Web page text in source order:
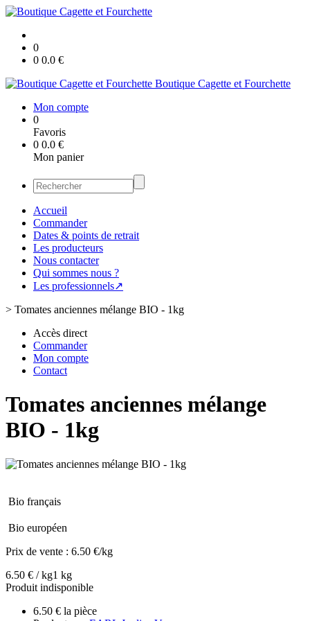
0
0 0.0 €
Boutique Cagette et Fourchette
Mon compte
0
Favoris
0 0.0 €
Mon panier
Accueil
Commander
Dates & points de retrait
Les producteurs
Nous contacter
Qui sommes nous ?
Les professionnels↗
> Tomates anciennes mélange BIO - 1kg
Accès direct
Commander
Mon compte
Contact
Tomates anciennes mélange
BIO - 1kg
Bio français
Bio européen
Prix de vente : 6.50 €/kg
6.50 € / kg1 kg
Produit indisponible
6.50 € la pièce